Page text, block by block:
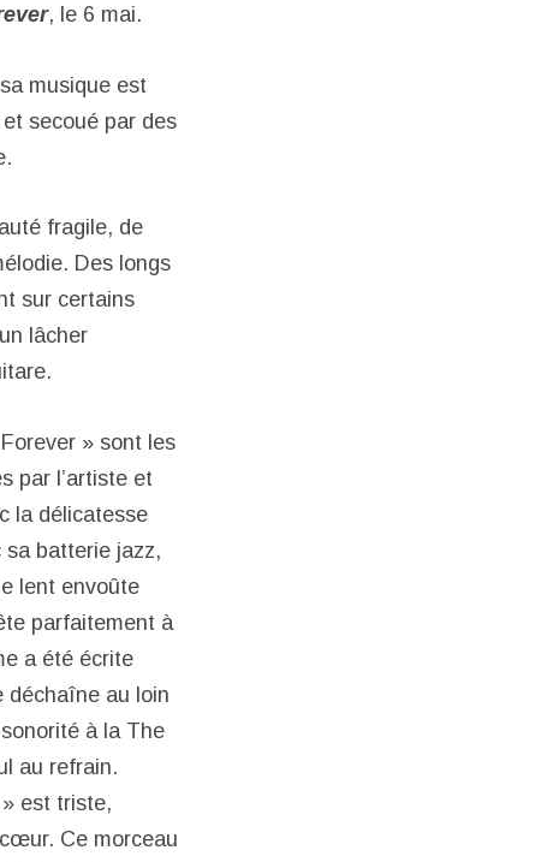
, le 6 mai.
musique est
secoué par des
fragile, de
Des longs
sur certains
lâcher
» sont les
par l’artiste et
la délicatesse
sa batterie jazz,
lent envoûte
parfaitement à
a été écrite
déchaîne au loin
à la The
au refrain.
est triste,
Ce morceau